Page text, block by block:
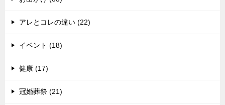
アレとコレの違い (22)
イベント (18)
健康 (17)
冠婚葬祭 (21)